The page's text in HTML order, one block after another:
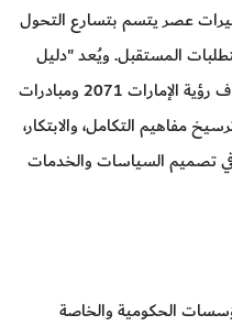
عصر يتسم بتسارع التحول
المستقبل. ويُعد "دليل
MBRF" مساهمة نوعية في تحقيق أهداف رؤية الإمارات 2071 ومبادرات
مفاهيم التكامل، والابتكار،
في تصميم السياسات والخدمات
الحكومية والخاصة